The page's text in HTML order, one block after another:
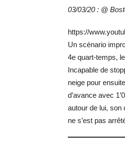
03/03/20 : @
https://
Un scénario
4e quart-temps,
Incapable de
neige pour
d’avance avec
autour de lui, son
ne s’est pas